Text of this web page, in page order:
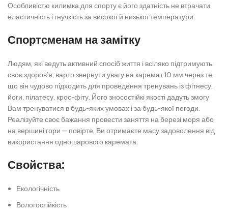
Особливістю килимка для спорту є його здатність не втрачати
еластичність і гнучкість за високої й низької температури.
Спортсменам на замітку
Людям, які ведуть активний спосіб життя і всіляко підтримують
своє здоров’я, варто звернути увагу на каремат 10 мм через те,
що він чудово підходить для проведення тренувань із фітнесу,
йоги, пілатесу, крос-фіту. Його зносостійкі якості дадуть змогу
Вам тренуватися в будь-яких умовах і за будь-якої погоди.
Реалізуйте своє бажання провести заняття на березі моря або
на вершині гори — повірте, Ви отримаєте масу задоволення від
використання одношарового каремата.
Свойства:
Екологічність
Вологостійкість